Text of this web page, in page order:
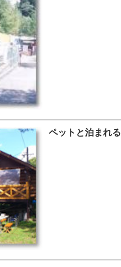
ペットと泊まれ